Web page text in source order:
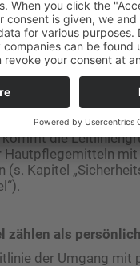
aktuelle Daten aus
Zudem
und berücksichtigt
Problematik des
Prof. Dr. med.
Berücksichtigung
für
die
Hautpflegemitteln
(s. Kapitel
zählen als
der Umgang